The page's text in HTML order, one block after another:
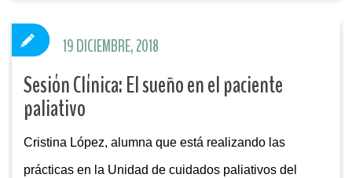
Sesión Clínica: El sueño en el paciente
paliativo
Cristina López, alumna que está realizando las
prácticas en la Unidad de cuidados paliativos del
19 DICIEMBRE, 2018